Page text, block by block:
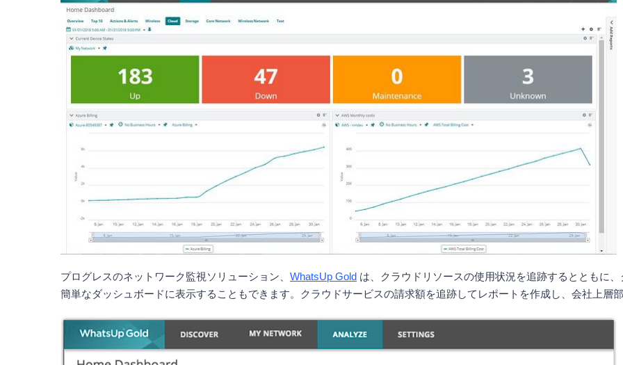
プログレスのネットワーク監視ソリューション、 WhatsUp Gold は、クラウドリソースの使用状況を追跡するとともに
簡単なダッシュボードに表示することもできます。クラウドサービスの請求額を追跡してレポートを作成し、会社上層